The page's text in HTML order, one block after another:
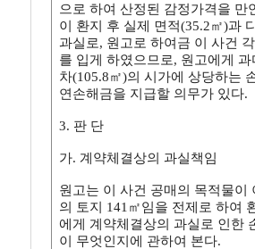
으로 하여 산정된 감정가격을
이 환지 후 실제 면적(35.2㎡)과
과실로, 원고로 하여금 이 사건
를 입게 하였으므로, 원고에게
차(105.8㎡)의 시가에 상당하는
연손해금을 지급할 의무가 있다.
3. 판 단
가. 계약체결상의 과실책임
원고는 이 사건 공매의 목적물이
의 토지 141㎡임을 전제로 하여
에게 계약체결상의 과실로 인한
이 무엇인지에 관하여 본다.